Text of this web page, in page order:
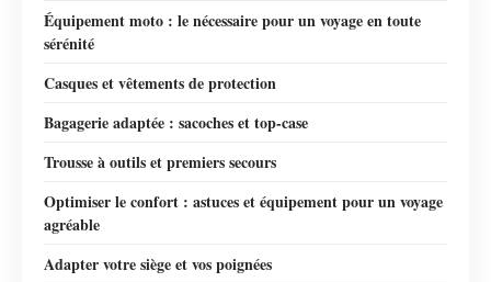
Équipement moto : le nécessaire pour un voyage en toute
sérénité
Casques et vêtements de protection
Bagagerie adaptée : sacoches et top-case
Trousse à outils et premiers secours
Optimiser le confort : astuces et équipement pour un voyage
agréable
Adapter votre siège et vos poignées